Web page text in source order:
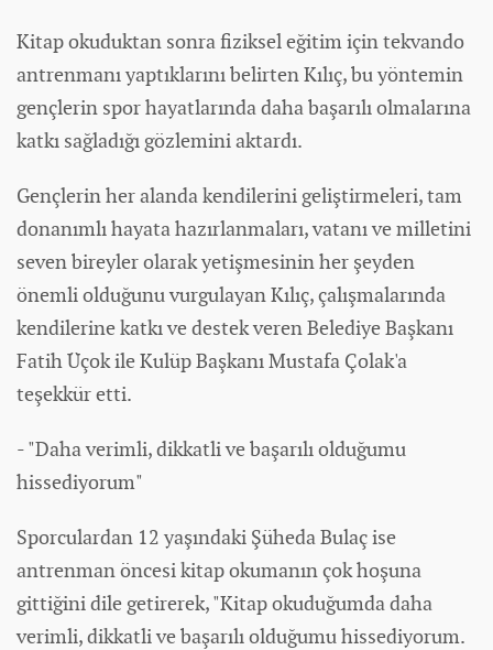
Kitap okuduktan sonra fiziksel eğitim için tekvando
antrenmanı yaptıklarını belirten Kılıç, bu yöntemin
gençlerin spor hayatlarında daha başarılı olmalarına
katkı sağladığı gözlemini aktardı.
Gençlerin her alanda kendilerini geliştirmeleri, tam
donanımlı hayata hazırlanmaları, vatanı ve milletini
seven bireyler olarak yetişmesinin her şeyden
önemli olduğunu vurgulayan Kılıç, çalışmalarında
kendilerine katkı ve destek veren Belediye Başkanı
Fatih Üçok ile Kulüp Başkanı Mustafa Çolak'a
teşekkür etti.
- "Daha verimli, dikkatli ve başarılı olduğumu
hissediyorum"
Sporculardan 12 yaşındaki Şüheda Bulaç ise
antrenman öncesi kitap okumanın çok hoşuna
gittiğini dile getirerek, "Kitap okuduğumda daha
verimli, dikkatli ve başarılı olduğumu hissediyorum.